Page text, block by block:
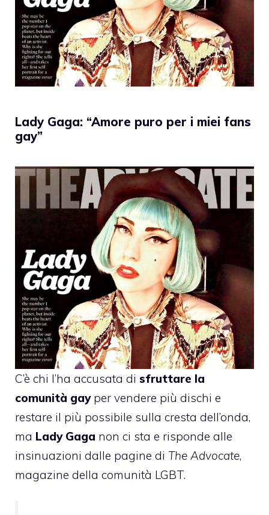
Lady Gaga: “Amore puro per i miei fans
gay”
C’è chi l’ha accusata di sfruttare la
comunità gayper vendere più dischi e
restare il più possibile sulla cresta dell’onda,
ma Lady Gaga non ci sta e risponde alle
insinuazioni dalle pagine di The Advocate,
magazine della comunità LGBT.